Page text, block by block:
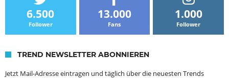
6.500
Follower
13.000
Fans
1.000
Follower
TREND NEWSLETTER ABONNIEREN
Jetzt Mail-Adresse eintragen und täglich über die neuesten Trends